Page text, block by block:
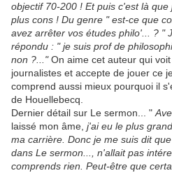
objectif 70-200 ! Et puis c'est là
plus cons ! Du genre " est-ce que
avez arrêter vos études philo'... ? "
répondu : " je suis prof de
non ?..."On aime cet auteur qui
journalistes et accepte de jouer ce
comprend aussi mieux pourquoi il
de Houellebecq.
Dernier détail sur Le sermon... "
laissé mon âme, j'ai eu le plus
ma carrière. Donc je me suis dit
dans Le sermon..., n'allait pas
comprends rien. Peut-être que